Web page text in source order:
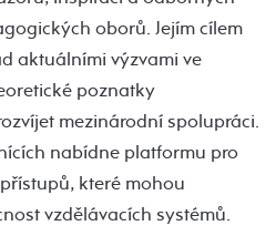
oborů. Jejím cílem
aktuálními výzvami ve
poznatky
mezinárodní spolupráci.
nabídne platformu pro
které mohou
vzdělávacích systémů.